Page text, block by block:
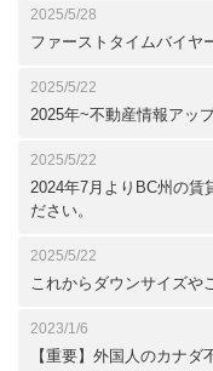
2025/5/28
ファーストタイムバイヤ
2025/5/22
2025年~不動産情報アッ
2025/5/22
2024年7月よりBC州の賃
ださい。
2025/5/22
これからダウンサイズや
2023/1/6
【重要】外国人のカナ